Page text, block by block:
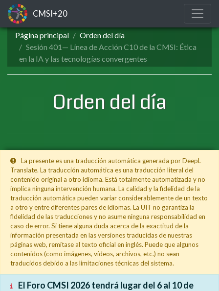
Página principal
Orden del día
Sesión 401— Línea de Acción C10 de la CMSI: Ética
en la IA y las tecnologías convergentes
Orden del día
La presente es una traducción automática generada por DeepL
Translate. La traducción automática es una traducción literal del
contenido original a otro idioma. Está totalmente automatizada y no
implica ninguna intervención humana. La calidad y la fidelidad de la
traducción automática pueden variar considerablemente de un texto
a otro y entre diferentes pares de idiomas. La UIT no garantiza la
fidelidad de las traducciones y no asume ninguna responsabilidad en
caso de error. Si tiene alguna duda acerca de la exactitud de la
información presentada en las versiones traducidas de nuestras
páginas web, remítase al texto oficial en inglés. Puede que algunos
contenidos (como imágenes, vídeos, archivos, etc.) no sean
traducidos debido a las limitaciones técnicas del sistema.
El Foro CMSI 2026 tendrá lugar del 6 al 10 de
CMSI+20